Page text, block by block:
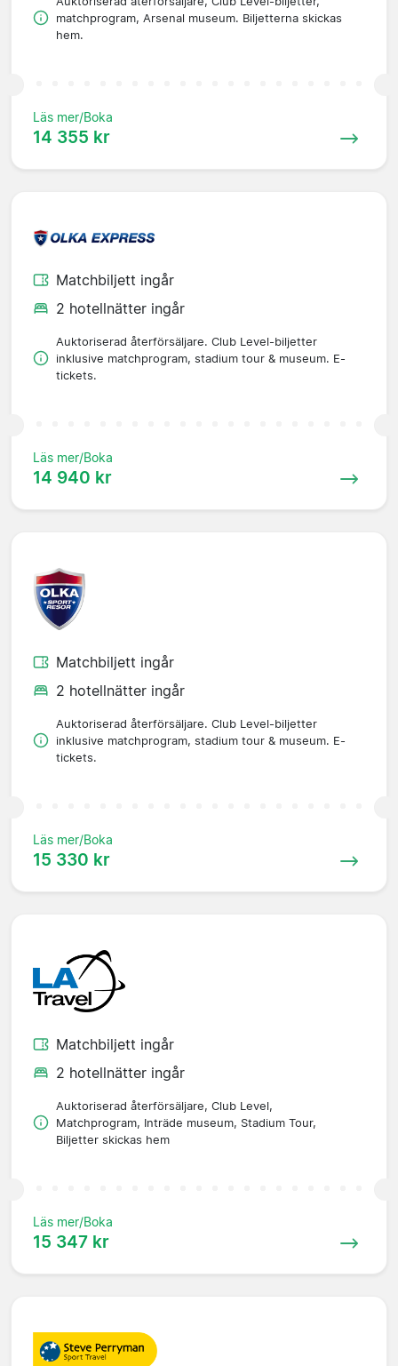
matchprogram, Arsenal museum. Biljetterna skickas
hem.
Läs mer/Boka
14 355 kr
Matchbiljett ingår
2 hotellnätter ingår
Auktoriserad återförsäljare. Club Level-biljetter
inklusive matchprogram, stadium tour & museum. E-
tickets.
Läs mer/Boka
14 940 kr
Matchbiljett ingår
2 hotellnätter ingår
Auktoriserad återförsäljare. Club Level-biljetter
inklusive matchprogram, stadium tour & museum. E-
tickets.
Läs mer/Boka
15 330 kr
Matchbiljett ingår
2 hotellnätter ingår
Auktoriserad återförsäljare, Club Level,
Matchprogram, Inträde museum, Stadium Tour,
Biljetter skickas hem
Läs mer/Boka
15 347 kr